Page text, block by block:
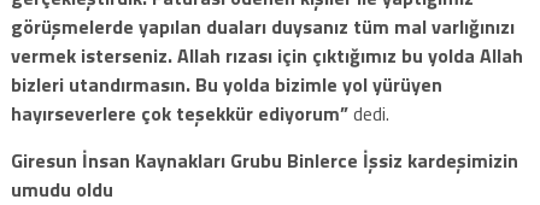
görüşmelerde yapılan duaları duysanız tüm mal varlığınızı
vermek isterseniz. Allah rızası için çıktığımız bu yolda Allah
bizleri utandırmasın. Bu yolda bizimle yol yürüyen
hayırseverlere çok teşekkür ediyorum”dedi.
Giresun İnsan Kaynakları Grubu Binlerce İşsiz kardeşimizin
umudu oldu